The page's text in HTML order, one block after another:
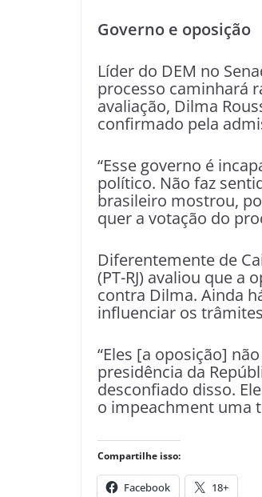
Governo e oposição
Líder do DEM no
processo caminhará
avaliação, Dilma
confirmado pela
“Esse governo é
político. Não faz
brasileiro mostrou,
quer a votação do
Diferentemente de
(PT-RJ) avaliou que a
contra Dilma. Ainda
influenciar os
“Eles [a oposição]
presidência da
desconfiado disso.
o impeachment uma
Compartilhe isso:
Facebook 18+